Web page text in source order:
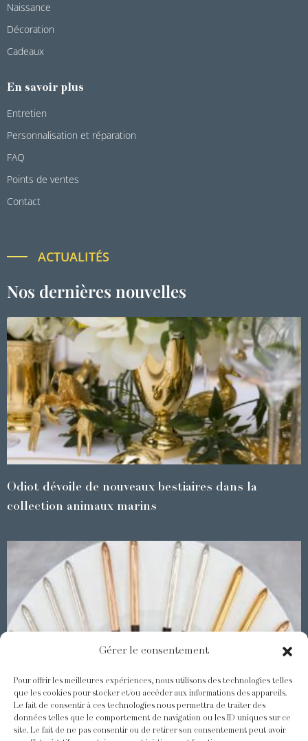
Gérer le consentement
Pour offrir les meilleures expériences, nous utilisons des technologies telles
que les cookies pour stocker et/ou accéder aux informations des appareils.
Le fait de consentir à ces technologies nous permettra de traiter des
données telles que le comportement de navigation ou les ID uniques sur ce
site. Le fait de ne pas consentir ou de retirer son consentement peut avoir
Naissance
Décoration
Cadeaux
En savoir plus
Entretien
Personnalisation et réparation
FAQ
Points de ventes
Contact
ACTUALITÉS
Nos dernières nouvelles
Odiot dévoile de nouveaux bestiaires dans la
collection animaux marins
Les Baguettes Asiatiques Odiot